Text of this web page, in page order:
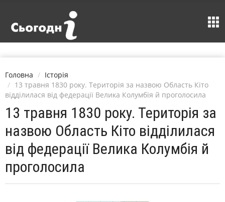
Головна
Історія
13 травня 1830 року. Територія за назвою Область Кіто
відділилася від федерації Велика Колумбія й проголосила
13 травня 1830 року. Територія за
назвою Область Кіто відділилася
від федерації Велика Колумбія й
проголосила